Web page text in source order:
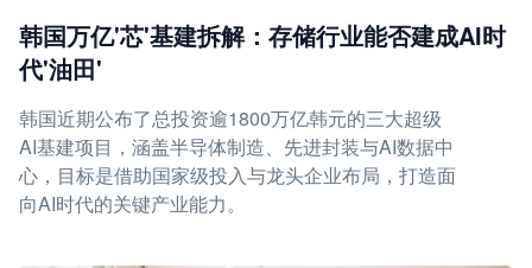
韩国万亿'芯'基建拆解：存储行业能否建成AI时
代'油田'
韩国近期公布了总投资逾1800万亿韩元的三大超级
AI基建项目，涵盖半导体制造、先进封装与AI数据中
心，目标是借助国家级投入与龙头企业布局，打造面
向AI时代的关键产业能力。